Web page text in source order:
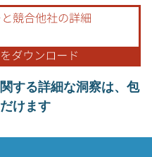
する詳細な洞察は、包
けます